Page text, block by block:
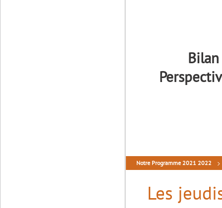
Notre Programme 2021 2022
Les